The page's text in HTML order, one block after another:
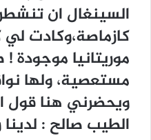
ﺍﻟﺴﻴﻨﻐﺎﻝ ﺍﻥ
ﻛﺎﺯﻣﺎﺻﺔ،ﻭﻛﺎﺩﺕ
ﻣﻮﺭﻳﺘﺎﻧﻴﺎ
ﻣﺴﺘﻌﺼﻴﺔ، ﻭﻟﻬﺎ
ﻭﻳﺤﻀﺮﻧﻲ ﻫﻨﺎ ﻗﻮﻝ
ﺍﻟﻄﻴﺐ ﺻﺎﻟﺢ :